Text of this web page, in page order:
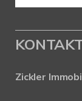
Zickler